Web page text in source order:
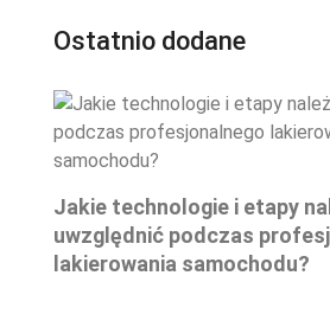
Ostatnio dodane
Jakie technologie i etapy
uwzględnić podczas
lakierowania samochodu?